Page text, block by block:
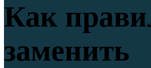
Как
заменить